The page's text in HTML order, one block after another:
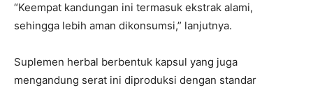
“Keempat kandungan ini termasuk ekstrak alami,
sehingga lebih aman dikonsumsi,” lanjutnya.
Suplemen herbal berbentuk kapsul yang juga
mengandung serat ini diproduksi dengan standar